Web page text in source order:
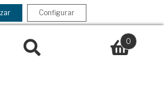
de Privacidad y de Cookies
0
Programa KIT Digital. Plan de
Configurar